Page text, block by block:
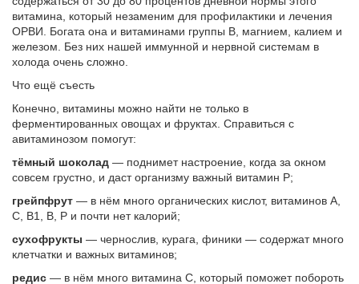
витамина, который незаменим для профилактики и лечения
ОРВИ. Богата она и витаминами группы В, магнием, калием и
железом. Без них нашей иммунной и нервной системам в
холода очень сложно.
Что ещё съесть
Конечно, витамины можно найти не только в
ферментированных овощах и фруктах. Справиться с
авитаминозом помогут:
тёмный шоколад — поднимет настроение, когда за окном
совсем грустно, и даст организму важный витамин P;
грейпфрут — в нём много органических кислот, витаминов A,
C, B1, B, P и почти нет калорий;
сухофрукты — чернослив, курага, финики — содержат много
клетчатки и важных витаминов;
редис — в нём много витамина C, который поможет побороть